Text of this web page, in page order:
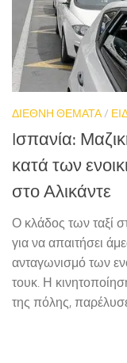
ΔΙΕΘΝΗ ΘΕΜΑΤΑ/
Iσπανία:
κατά των
στο Αλικάντε
Ο κλάδος των ταξί
για να απαιτήσει
ανταγωνισμό των
τουκ. Η
της πόλης,